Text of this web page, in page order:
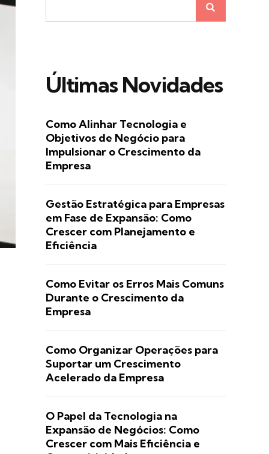
Últimas Novidades
Como Alinhar Tecnologia e
Objetivos de Negócio para
Impulsionar o Crescimento da
Empresa
Gestão Estratégica para Empresas
em Fase de Expansão: Como
Crescer com Planejamento e
Eficiência
Como Evitar os Erros Mais Comuns
Durante o Crescimento da
Empresa
Como Organizar Operações para
Suportar um Crescimento
Acelerado da Empresa
O Papel da Tecnologia na
Expansão de Negócios: Como
Crescer com Mais Eficiência e